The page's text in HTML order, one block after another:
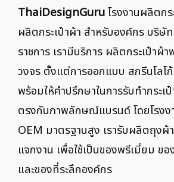
ThaiDesignGuruโรงงานผลิตกร
ผลิตกระเป๋าผ้า สำหรับองค์กร บริษั
ราชการ เรามีบริการ ผลิตกระเป๋าผ้
วงจร ตั้งแต่การออกแบบ สกรีนโลโ
พร้อมให้คำปรึกษาในการรับทำกระเ
ตรงกับภาพลักษณ์แบรนด์ โดยโรงง
OEM มาตรฐานสูง เรารับผลิตถุงผ้า
แจกงาน เพื่อใช้เป็นของพรีเมี่ยม ข
และของที่ระลึกองค์กร